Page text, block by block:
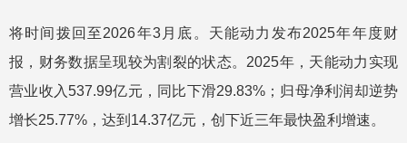
将时间拨回至2026年3月底。天能动力发布2025年年度财
报，财务数据呈现较为割裂的状态。2025年，天能动力实现
营业收入537.99亿元，同比下滑29.83%；归母净利润却逆势
增长25.77%，达到14.37亿元，创下近三年最快盈利增速。